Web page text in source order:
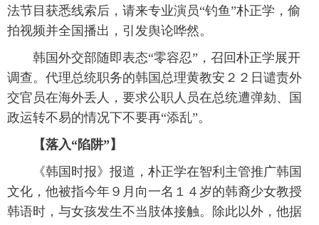
旅游 健康 信息化
金融 公益 军事 无人机
富媒体 摄影 新华广播
法节目获悉线索后，请来专业演员“钓鱼”朴正学，偷
拍视频并全国播出，引发舆论哗然。
韩国外交部随即表态“零容忍”，召回朴正学展开
调查。代理总统职务的韩国总理黄教安２２日谴责外
交官员在海外丢人，要求公职人员在总统遭弹劾、国
政运转不易的情况下不要再“添乱”。
【落入“陷阱”】
《韩国时报》报道，朴正学在智利主管推广韩国
文化，他被指今年９月向一名１４岁的韩裔少女教授
韩语时，与女孩发生不当肢体接触。除此以外，他据